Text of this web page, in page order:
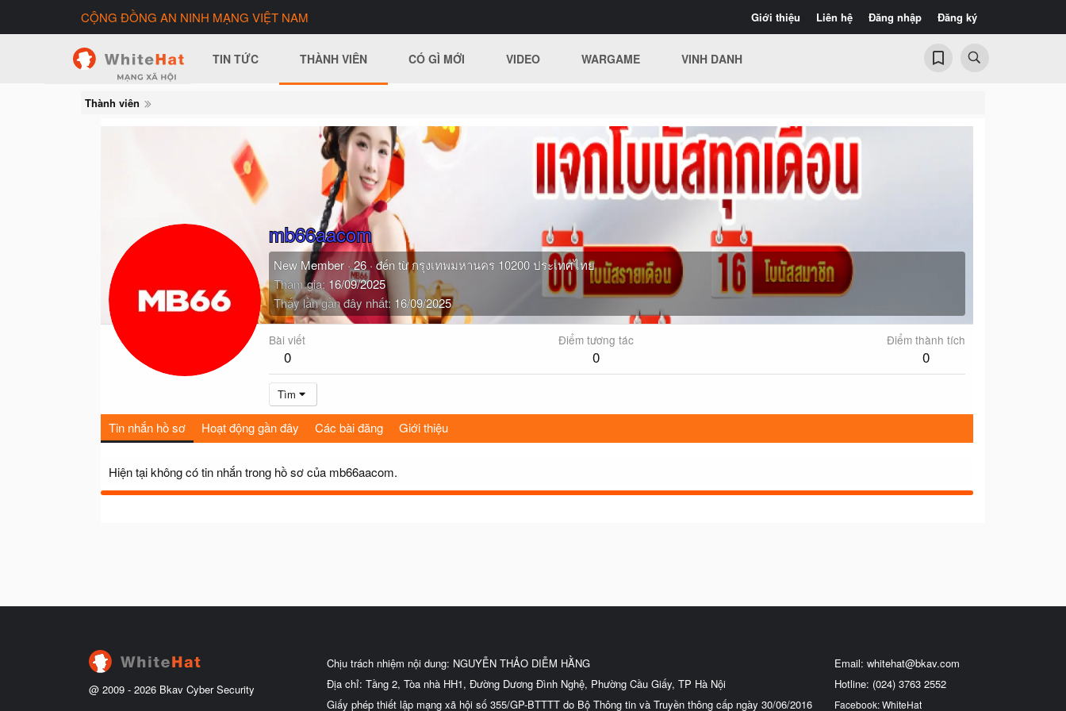
Giới thiệu Liên hệ Đăng nhập Đăng ký
CỘNG ĐỒNG AN NINH MẠNG VIỆT NAM
TIN TỨC THÀNH VIÊN CÓ GÌ MỚI VIDEO WARGAME VINH DANH
Thành viên
mb66aacom
New Member ·26 · đến từ กรุงเทพมหานคร 10200 ประเทศไทย
Tham gia 16/09/2025
Thấy lần gần đây nhất 16/09/2025
Bài viết
0
Điểm tương tác
0
Điểm thành tích
0
Tìm
Tin nhắn hồ sơ Hoạt động gần đây Các bài đăng Giới thiệu
Hiện tại không có tin nhắn trong hồ sơ của mb66aacom.
@ 2009 - 2026 Bkav Cyber Security
Chịu trách nhiệm nội dung: NGUYỄN THẢO DIỄM HẰNG
Địa chỉ: Tầng 2, Tòa nhà HH1, Đường Dương Đình Nghệ, Phường Cầu Giấy, TP Hà Nội
Giấy phép thiết lập mạng xã hội số 355/GP-BTTTT do Bộ Thông tin và Truyền thông cấp ngày 30/06/2016
Email: whitehat@bkav.com
Hotline: (024) 3763 2552
Facebook: WhiteHat